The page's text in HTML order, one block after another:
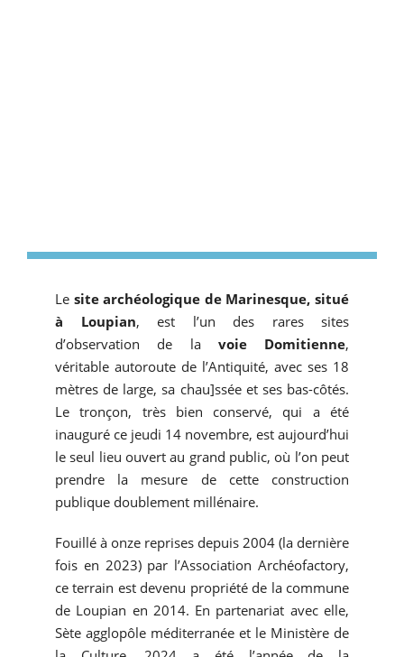
Le site archéologique de Marinesque, situé
à Loupian, est l’un des rares sites
d’observation de la voie Domitienne,
véritable autoroute de l’Antiquité, avec ses 18
mètres de large, sa chau]ssée et ses bas-côtés.
Le tronçon, très bien conservé, qui a été
inauguré ce jeudi 14 novembre, est aujourd’hui
le seul lieu ouvert au grand public, où l’on peut
prendre la mesure de cette construction
publique doublement millénaire.
Fouillé à onze reprises depuis 2004 (la dernière
fois en 2023) par l’Association Archéofactory,
ce terrain est devenu propriété de la commune
de Loupian en 2014. En partenariat avec elle,
Sète agglopôle méditerranée et le Ministère de